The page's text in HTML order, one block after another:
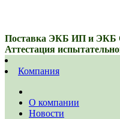
Поставка ЭКБ ИП и
Аттестация
Компания
О компании
Новости